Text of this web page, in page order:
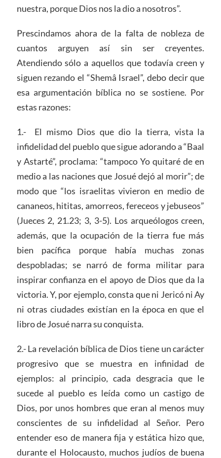
nuestra, porque Dios nos la dio a nosotros”.
Prescindamos ahora de la falta de nobleza de
cuantos arguyen así sin ser creyentes.
Atendiendo sólo a aquellos que todavía creen y
siguen rezando el “Shemâ Israel”, debo decir que
esa argumentación bíblica no se sostiene. Por
estas razones:
1.- El mismo Dios que dio la tierra, vista la
infidelidad del pueblo que sigue adorando a “Baal
y Astarté”, proclama: “tampoco Yo quitaré de en
medio a las naciones que Josué dejó al morir”; de
modo que “los israelitas vivieron en medio de
cananeos, hititas, amorreos, fereceos y jebuseos”
(Jueces 2, 21.23; 3, 3-5). Los arqueólogos creen,
además, que la ocupación de la tierra fue más
bien pacífica porque había muchas zonas
despobladas; se narró de forma militar para
inspirar confianza en el apoyo de Dios que da la
victoria. Y, por ejemplo, consta que ni Jericó ni Ay
ni otras ciudades existían en la época en que el
libro de Josué narra su conquista.
2.- La revelación bíblica de Dios tiene un carácter
progresivo que se muestra en infinidad de
ejemplos: al principio, cada desgracia que le
sucede al pueblo es leída como un castigo de
Dios, por unos hombres que eran al menos muy
conscientes de su infidelidad al Señor. Pero
entender eso de manera fija y estática hizo que,
durante el Holocausto, muchos judíos de buena